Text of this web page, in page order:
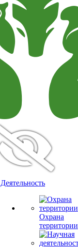
Деятельность
Охрана
территории